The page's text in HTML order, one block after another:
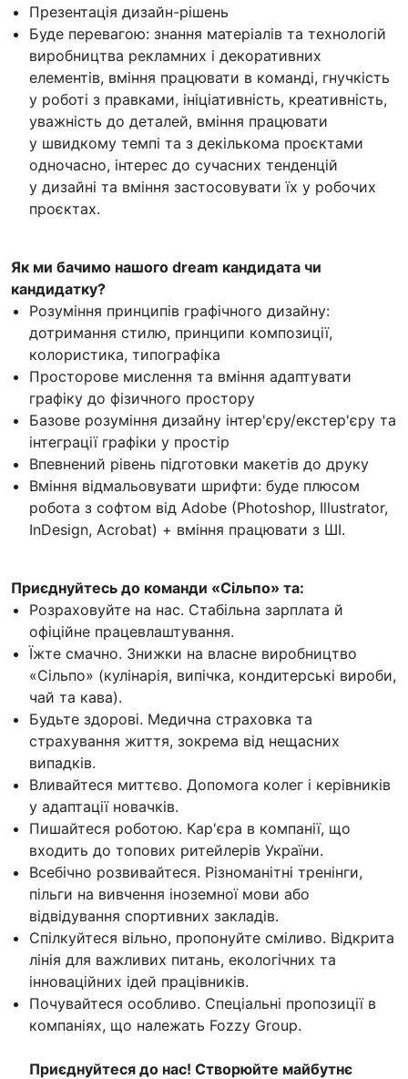
Презентація дизайн-рішень
Буде перевагою: знання матеріалів та технологій
виробництва рекламних і декоративних
елементів, вміння працювати в команді, гнучкість
у роботі з правками, ініціативність, креативність,
уважність до деталей, вміння працювати
у швидкому темпі та з декількома проєктами
одночасно, інтерес до сучасних тенденцій
у дизайні та вміння застосовувати їх у робочих
проєктах.
Як ми бачимо нашого dream кандидата чи
кандидатку?
Розуміння принципів графічного дизайну:
дотримання стилю, принципи композиції,
колористика, типографіка
Просторове мислення та вміння адаптувати
графіку до фізичного простору
Базове розуміння дизайну інтер'єру/екстер'єру та
інтеграції графіки у простір
Впевнений рівень підготовки макетів до друку
Вміння відмальовувати шрифти: буде плюсом
робота з софтом від Adobe (Photoshop, Illustrator,
InDesign, Acrobat) + вміння працювати з ШI.
Приєднуйтесь до команди «Сільпо» та:
Розраховуйте на нас. Стабільна зарплата й
офіційне працевлаштування.
Їжте смачно. Знижки на власне виробництво
«Сільпо» (кулінарія, випічка, кондитерські вироби,
чай та кава).
Будьте здорові. Медична страховка та
страхування життя, зокрема від нещасних
випадків.
Вливайтеся миттєво. Допомога колег і керівників
у адаптації новачків.
Пишайтеся роботою. Кар'єра в компанії, що
входить до топових ритейлерів України.
Всебічно розвивайтеся. Різноманітні тренінги,
пільги на вивчення іноземної мови або
відвідування спортивних закладів.
Спілкуйтеся вільно, пропонуйте сміливо. Відкрита
лінія для важливих питань, екологічних та
інноваційних ідей працівників.
Почувайтеся особливо. Спеціальні пропозиції в
компаніях, що належать Fozzy Group.
Приєднуйтеся до нас! Створюйте майбутнє